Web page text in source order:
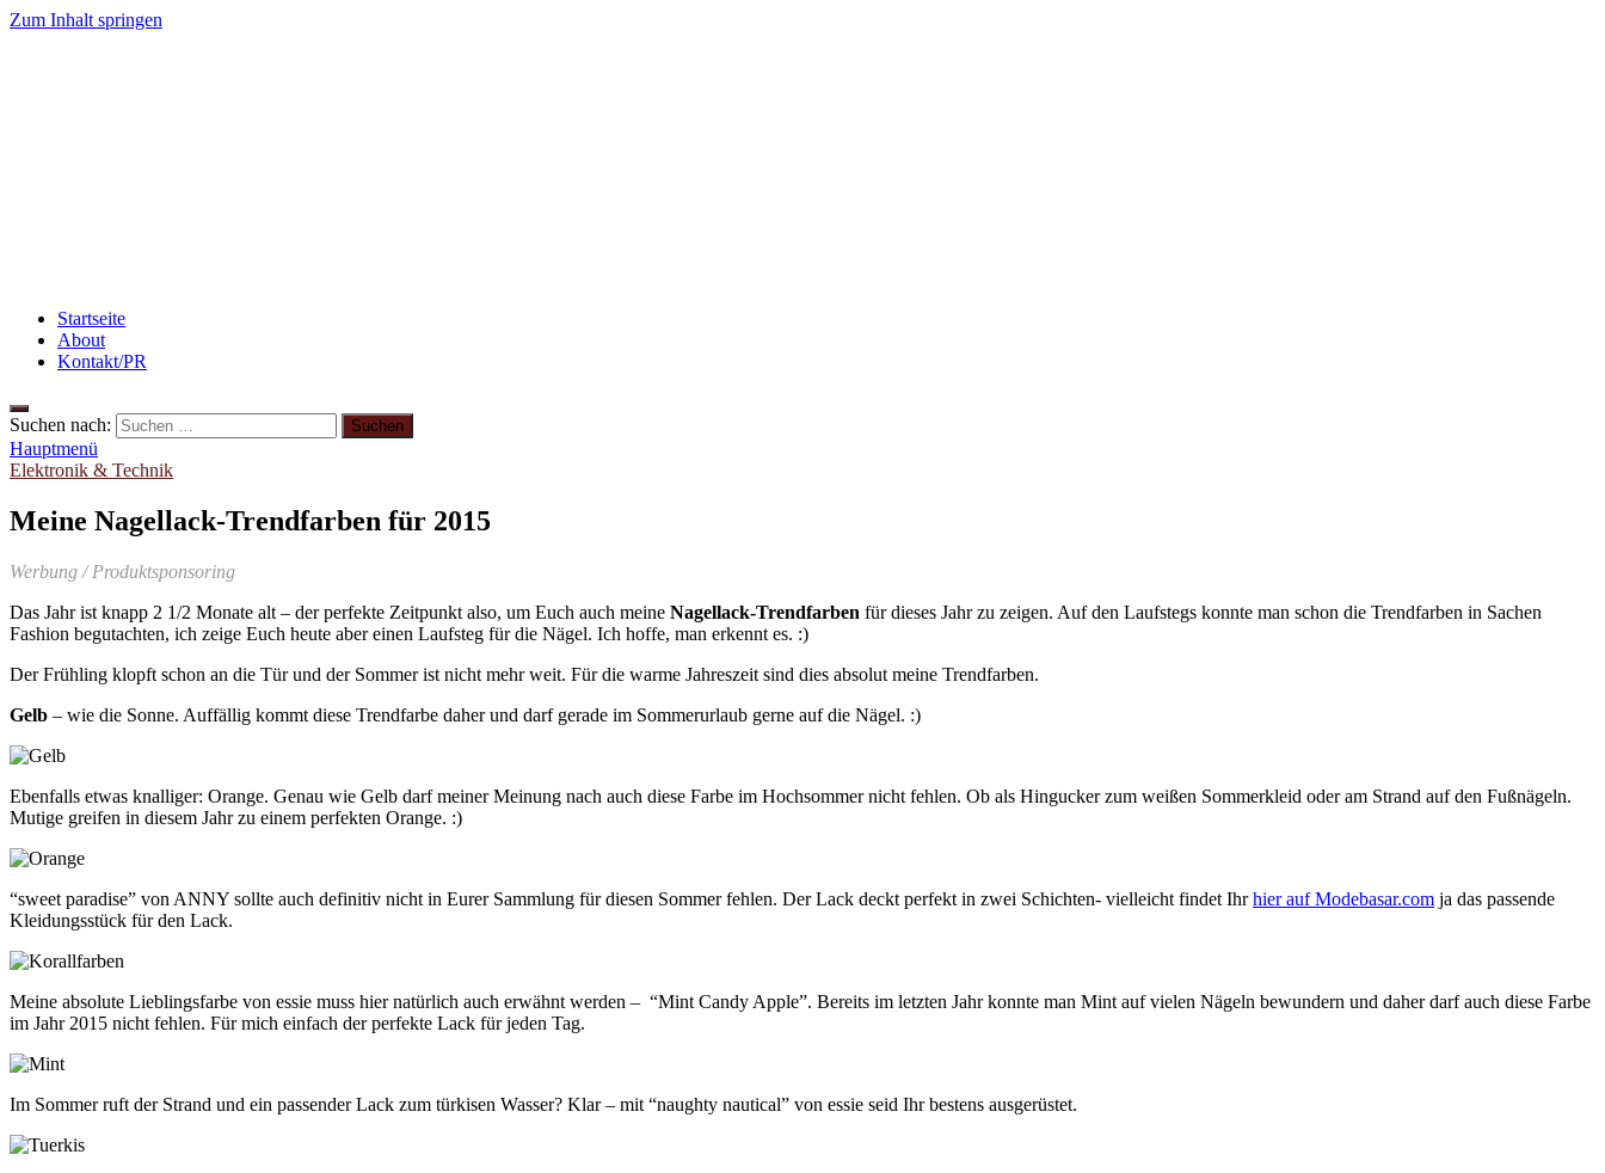
Zum Inhalt springen
Startseite
About
Kontakt/PR
Suchen nach:
Hauptmenü
Elektronik & Technik
Meine Nagellack-Trendfarben für 2015
Werbung / Produktsponsoring
Das Jahr ist knapp 2 1/2 Monate alt – der perfekte Zeitpunkt also, um Euch auch meine Nagellack-Trendfarben für dieses Jahr zu zeigen. Auf den Laufstegs konnte man schon die Trendfarben in Sachen
Fashion begutachten, ich zeige Euch heute aber einen Laufsteg für die Nägel. Ich hoffe, man erkennt es. :)
Der Frühling klopft schon an die Tür und der Sommer ist nicht mehr weit. Für die warme Jahreszeit sind dies absolut meine Trendfarben.
Gelb – wie die Sonne. Auffällig kommt diese Trendfarbe daher und darf gerade im Sommerurlaub gerne auf die Nägel. :)
Ebenfalls etwas knalliger: Orange. Genau wie Gelb darf meiner Meinung nach auch diese Farbe im Hochsommer nicht fehlen. Ob als Hingucker zum weißen Sommerkleid oder am Strand auf den Fußnägeln.
Mutige greifen in diesem Jahr zu einem perfekten Orange. :)
“sweet paradise” von ANNY sollte auch definitiv nicht in Eurer Sammlung für diesen Sommer fehlen. Der Lack deckt perfekt in zwei Schichten- vielleicht findet Ihrhier auf Modebasar.com ja das passende
Kleidungsstück für den Lack.
Meine absolute Lieblingsfarbe von essie muss hier natürlich auch erwähnt werden – “Mint Candy Apple”. Bereits im letzten Jahr konnte man Mint auf vielen Nägeln bewundern und daher darf auch diese Farbe
im Jahr 2015 nicht fehlen. Für mich einfach der perfekte Lack für jeden Tag.
Im Sommer ruft der Strand und ein passender Lack zum türkisen Wasser? Klar – mit “naughty nautical” von essie seid Ihr bestens ausgerüstet.